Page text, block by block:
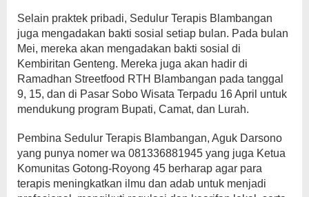
Selain praktek pribadi, Sedulur Terapis Blambangan
juga mengadakan bakti sosial setiap bulan. Pada bulan
Mei, mereka akan mengadakan bakti sosial di
Kembiritan Genteng. Mereka juga akan hadir di
Ramadhan Streetfood RTH Blambangan pada tanggal
9, 15, dan di Pasar Sobo Wisata Terpadu 16 April untuk
mendukung program Bupati, Camat, dan Lurah.
Pembina Sedulur Terapis Blambangan, Aguk Darsono
yang punya nomer wa 081336881945 yang juga Ketua
Komunitas Gotong-Royong 45 berharap agar para
terapis meningkatkan ilmu dan adab untuk menjadi